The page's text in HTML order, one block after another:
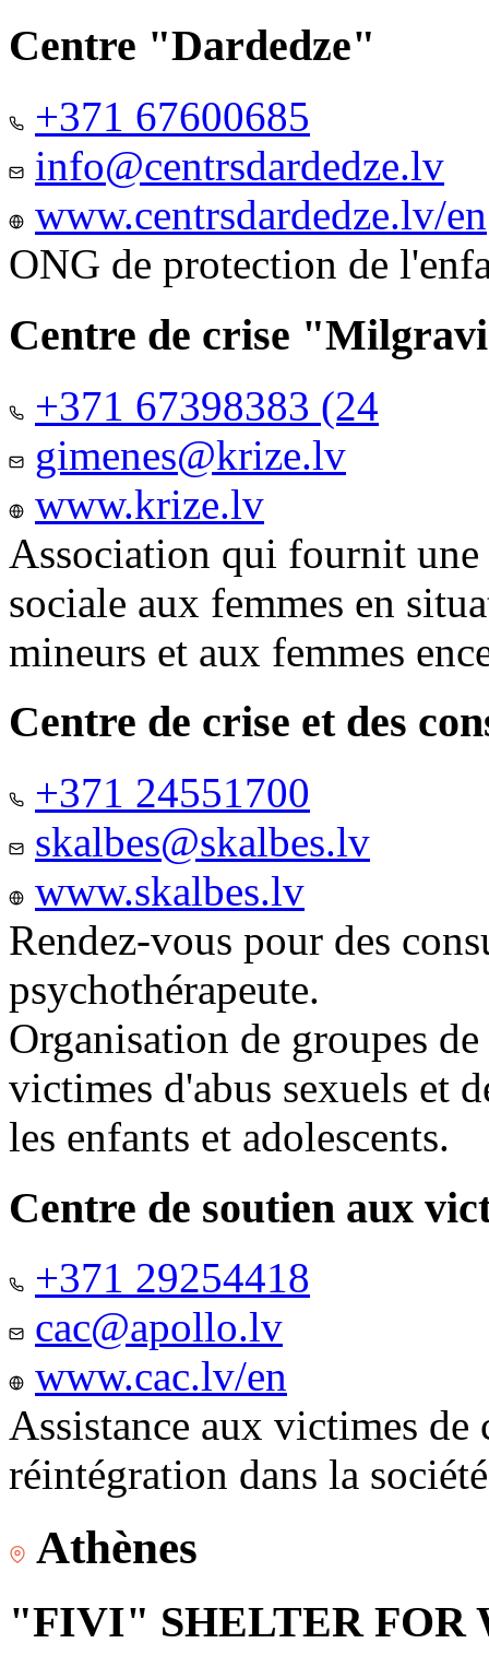
Centre "Dardedze"
+371 67600685
info@centrsdardedze.lv
www.centrsdardedze.lv/en
ONG de protection de
Centre de crise
+371 67398383 (24
gimenes@krize.lv
www.krize.lv
Association qui fournit une
sociale aux femmes en
mineurs et aux femmes
Centre de crise et des
+371 24551700
skalbes@skalbes.lv
www.skalbes.lv
Rendez-vous pour des
psychothérapeute.
Organisation de groupes
victimes d'abus sexuels et
les enfants et adolescents.
Centre de soutien aux
+371 29254418
cac@apollo.lv
www.cac.lv/en
Assistance aux victimes
réintégration dans la
Athènes
"FIVI" SHELTER FOR